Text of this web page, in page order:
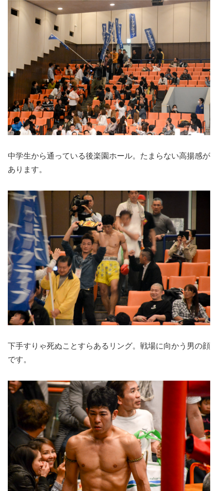
中学生から通っている後楽園ホール。たまらない高揚感が
あります。
下手すりゃ死ぬことすらあるリング。戦場に向かう男の顔
です。